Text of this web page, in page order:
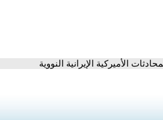
الأميركية الإيرانية النووية